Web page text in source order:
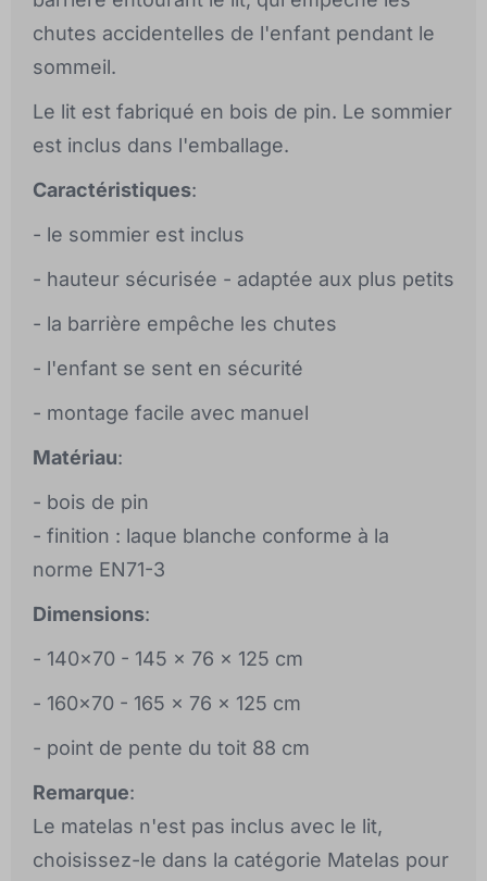
chutes accidentelles de l'enfant pendant le
sommeil.
Le lit est fabriqué en bois de pin. Le sommier
est inclus dans l'emballage.
Caractéristiques:
- le sommier est inclus
- hauteur sécurisée - adaptée aux plus petits
- la barrière empêche les chutes
- l'enfant se sent en sécurité
- montage facile avec manuel
Matériau:
- bois de pin
- finition : laque blanche conforme à la
norme EN71-3
Dimensions:
- 140x70 - 145 x 76 x 125 cm
- 160x70 - 165 x 76 x 125 cm
- point de pente du toit 88 cm
Remarque:
Le matelas n'est pas inclus avec le lit,
choisissez-le dans la catégorie Matelas pour